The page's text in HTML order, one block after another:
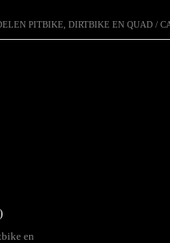
PITBIKE, DIRTBIKE EN QUAD /
en